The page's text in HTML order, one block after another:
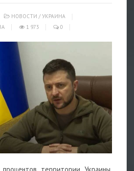
НОВОСТИ / УКРАИНА
1 973 0